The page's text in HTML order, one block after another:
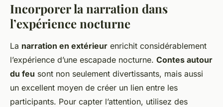
Incorporer la narration dans
l’expérience nocturne
La narration en extérieur enrichit considérablement
l’expérience d’une escapade nocturne. Contes autour
du feu sont non seulement divertissants, mais aussi
un excellent moyen de créer un lien entre les
participants. Pour capter l’attention, utilisez des